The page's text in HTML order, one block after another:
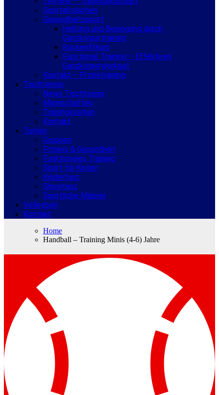
Sportabzeichen
Gesundheitssport
Haltung und Bewegung durch
Ganzkörpertraining
Rückenfitkurs
Functional Training – Effektives
Ganzkörperworkout
Kontakt – Probetraining
Tischtennis
News Tischtennis
Mannschaften
Trainingszeiten
Kontakt
Turnen
Gruppen
Fitness & Gesundheit
Funktionales Training
Sport für Kinder
Kindertanz
Showtanz
Sportliche Männer
Volleyball
Kontakt
Home
Handball – Training Minis (4-6) Jahre